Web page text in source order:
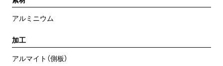
アルミニウム
加工
アルマイト（側板）